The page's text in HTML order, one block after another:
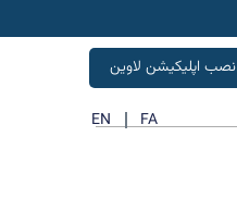
نصب اپلیکیشن لاوین
FA
EN